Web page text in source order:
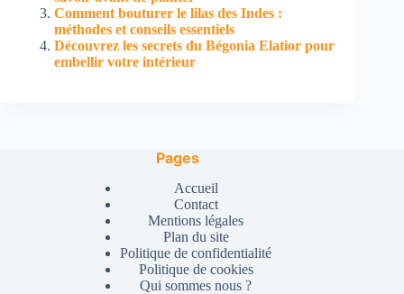
Comment bouturer le lilas des Indes :
méthodes et conseils essentiels
Découvrez les secrets du Bégonia Elatior pour
embellir votre intérieur
Pages
Accueil
Contact
Mentions légales
Plan du site
Politique de confidentialité
Politique de cookies
Qui sommes nous ?